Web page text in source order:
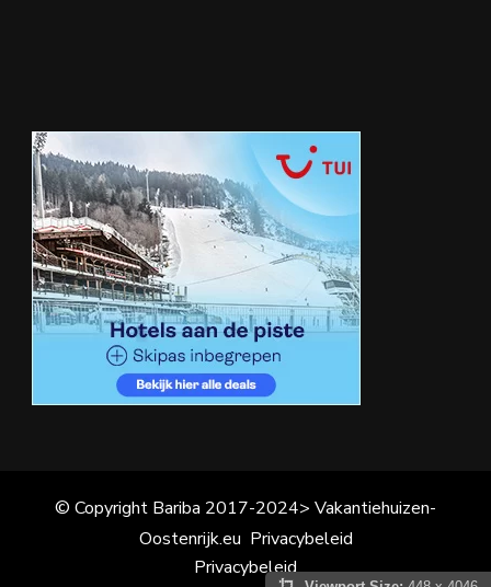
© Copyright Bariba 2017-2024> Vakantiehuizen-
Oostenrijk.eu Privacybeleid
Privacybeleid